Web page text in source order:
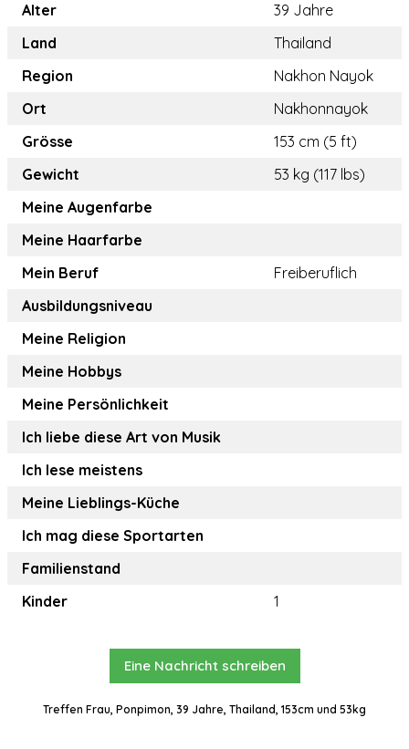
Alter
39 Jahre
Land
Thailand
Region
Nakhon Nayok
Ort
Nakhonnayok
Grösse
153 cm (5 ft)
Gewicht
53 kg (117 lbs)
Meine Augenfarbe
Meine Haarfarbe
Mein Beruf
Freiberuflich
Ausbildungsniveau
Meine Religion
Meine Hobbys
Meine Persönlichkeit
Ich liebe diese Art von Musik
Ich lese meistens
Meine Lieblings-Küche
Ich mag diese Sportarten
Familienstand
Kinder
1
Eine Nachricht schreiben
Treffen Frau, Ponpimon, 39 Jahre, Thailand, 153cm und 53kg